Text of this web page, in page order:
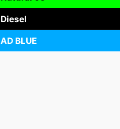
Diesel
AD BLUE